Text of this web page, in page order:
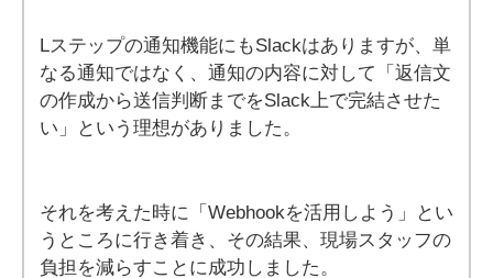
Lステップの通知機能にもSlackはありますが、単
なる通知ではなく、通知の内容に対して「返信文
の作成から送信判断までをSlack上で完結させた
い」という理想がありました。
それを考えた時に「Webhookを活用しよう」とい
うところに行き着き、その結果、現場スタッフの
負担を減らすことに成功しました。